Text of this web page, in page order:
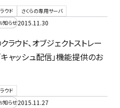
ウド
さくらの専用サーバ
知らせ2015.11.30
ラウド、オブジェクトストレー
キャッシュ配信」機能提供のお
ウド
知らせ2015.11.27